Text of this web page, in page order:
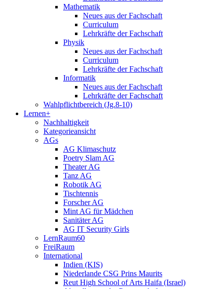
Mathematik
Neues aus der Fachschaft
Curriculum
Lehrkräfte der Fachschaft
Physik
Neues aus der Fachschaft
Curriculum
Lehrkräfte der Fachschaft
Informatik
Neues aus der Fachschaft
Lehrkräfte der Fachschaft
Wahlpflichtbereich (Jg.8-10)
Lernen+
Nachhaltigkeit
Kategorieansicht
AGs
AG Klimaschutz
Poetry Slam AG
Theater AG
Tanz AG
Robotik AG
Tischtennis
Forscher AG
Mint AG für Mädchen
Sanitäter AG
AG IT Security Girls
LernRaum60
FreiRaum
International
Indien (KIS)
Niederlande CSG Prins Maurits
Reut High School of Arts Haifa (Israel)